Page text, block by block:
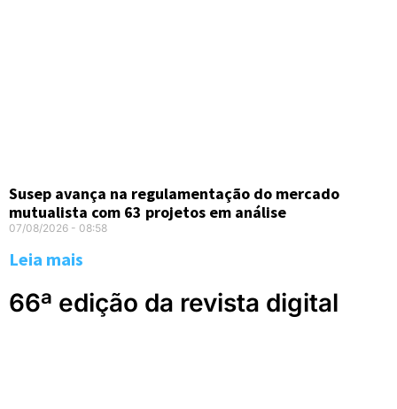
Susep avança na regulamentação do mercado
mutualista com 63 projetos em análise
07/08/2026 08:58
Leia mais
66ª edição da revista digital